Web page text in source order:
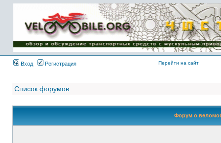
Имя пользователя:
Пароль:
{ LOG_ME_IN_SHORT
}
Вход
Регистрация Перейти на сайт
Список форумов
Форум о